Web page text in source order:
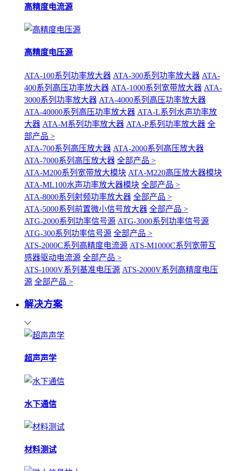
高精度电流源
高精度电压源
ATA-100系列功率放大器 ATA-300系列功率放大器 ATA-
400系列高压功率放大器 ATA-1000系列宽带放大器 ATA-
3000系列功率放大器 ATA-4000系列高压功率放大器
ATA-40000系列高压功率放大器 ATA-L系列水声功率放
大器 ATA-M系列功率放大器 ATA-P系列功率放大器 全
部产品 >
ATA-700系列高压放大器 ATA-2000系列高压放大器
ATA-7000系列高压放大器 全部产品 >
ATA-M200系列宽带放大模块 ATA-M220高压放大器模块
ATA-ML100水声功率放大器模块 全部产品 >
ATA-8000系列射频功率放大器 全部产品 >
ATA-5000系列前置微小信号放大器 全部产品 >
ATG-2000系列功率信号源 ATG-3000系列功率信号源
ATG-300系列功率信号源 全部产品 >
ATS-2000C系列高精度电流源 ATS-M1000C系列宽带互
感器驱动电流源 全部产品 >
ATS-1000V系列基准电压源 ATS-2000V系列高精度电压
源 全部产品 >
解决方案
超声声学
水下通信
材料测试